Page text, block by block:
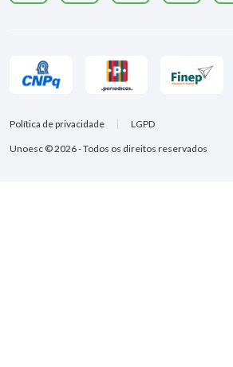
Unoesc © 2026 - Todos os direitos reservados
Política de privacidade LGPD